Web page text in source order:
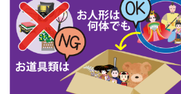
見つけまし...
第62回人形供養祭令和5年6
第61回人形供養祭 令和5年5
第60回人形供養祭令和5年3